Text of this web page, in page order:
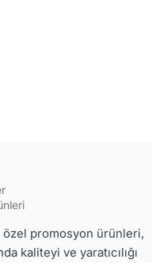
promosyon ürünleri,
kaliteyi ve yaratıcılığı